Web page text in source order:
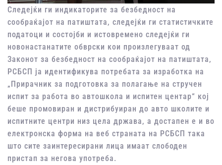
Следејќи ги индикаторите за безбедност на
сообраќајот на патиштата, следејќи ги статистичките
податоци и состојби и истовремено следејќи ги
новонастанатите обврски кои произлегуваат од
Законот за безбедност на сообраќајот на патиштата,
РСБСП ја идентификува потребата за изработка на
„Прирачник за подготовка за полагање на стручен
испит за работа во автошкола и испитен центар“ кој
беше промовиран и дистрибуиран до авто школите и
испитните центри низ цела држава, а достапен е и во
електронска форма на веб страната на РСБСП така
што сите заинтересирани лица имаат слободен
пристап за негова употреба.